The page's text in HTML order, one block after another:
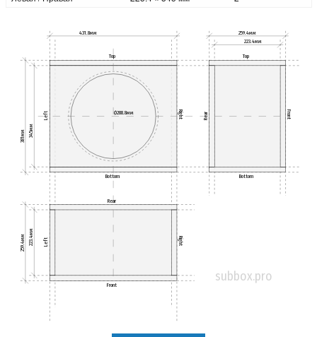
Ø288.8мм
431.8мм
259.4мм
223.4мм
259.4мм 223.4мм
381мм 345мм
Top Top
Bottom Bottom
Rear
Front
Left Right Rear Front
Left Right
subbox.pro